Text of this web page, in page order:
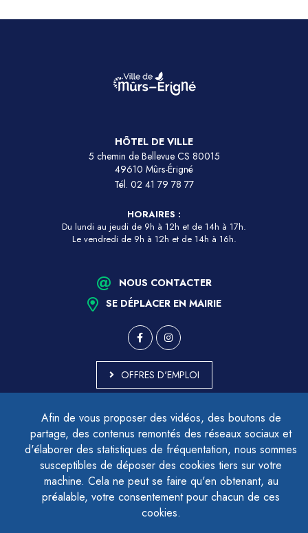
Afin de vous proposer des vidéos, des boutons de
partage, des contenus remontés des réseaux sociaux et
d'élaborer des statistiques de fréquentation, nous sommes
susceptibles de déposer des cookies tiers sur votre
machine. Cela ne peut se faire qu'en obtenant, au
préalable, votre consentement pour chacun de ces
cookies.
HÔTEL DE VILLE
5 chemin de Bellevue CS 80015
49610 Mûrs-Érigné
Tél. 02 41 79 78 77
HORAIRES :
Du lundi au jeudi de 9h à 12h et de 14h à 17h.
Le vendredi de 9h à 12h et de 14h à 16h.
NOUS CONTACTER
SE DÉPLACER EN MAIRIE
OFFRES D'EMPLOI
ACCESSIBILITÉ - PARTIELLEMENT CONFORME
PLAN DU SITE
MENTIONS LÉGALES
CONTACTER LE DÉLÉGUÉ À LA PROTECTION DES DONNÉES
GESTION DES COOKIES